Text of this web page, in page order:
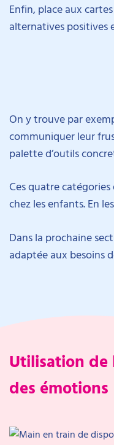
Enfin, place aux
alternatives positives
On y trouve par
communiquer leur
palette d’outils
Ces quatre
chez les enfants. En
Dans la prochaine
adaptée aux besoins
Utilisation
des émotions